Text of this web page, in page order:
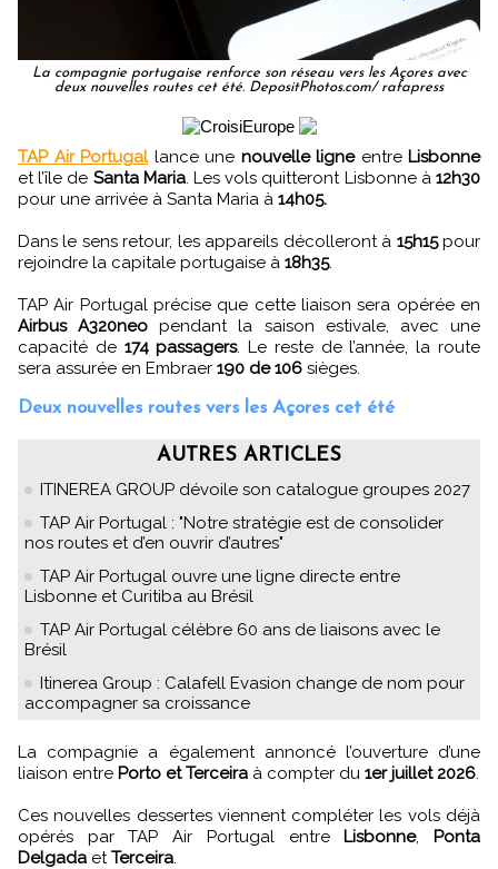
La compagnie portugaise renforce son réseau vers les Açores avec
deux nouvelles routes cet été. DepositPhotos.com/ rafapress
TAP Air Portugallance une nouvelle ligneentre Lisbonne
et l’île de Santa Maria. Les vols quitteront Lisbonne à12h30
pour une arrivée à Santa Maria à 14h05.
Dans le sens retour, les appareils décolleront à 15h15pour
rejoindre la capitale portugaise à 18h35.
TAP Air Portugal précise que cette liaison sera opérée en
Airbus A320neo pendant la saison estivale, avec une
capacité de 174 passagers. Le reste de l’année, la route
sera assurée en Embraer 190 de 106 sièges.
Deux nouvelles routes vers les Açores cet été
AUTRES ARTICLES
ITINEREA GROUP dévoile son catalogue groupes 2027
TAP Air Portugal : "Notre stratégie est de consolider
nos routes et d’en ouvrir d’autres"
TAP Air Portugal ouvre une ligne directe entre
Lisbonne et Curitiba au Brésil
TAP Air Portugal célèbre 60 ans de liaisons avec le
Brésil
Itinerea Group : Calafell Evasion change de nom pour
accompagner sa croissance
La compagnie a également annoncé l’ouverture d’une
liaison entre Porto et Terceira à compter du 1er juillet 2026
Ces nouvelles dessertes viennent compléter les vols déjà
opérés par TAP Air Portugal entre Lisbonne, Ponta
Delgada et Terceira